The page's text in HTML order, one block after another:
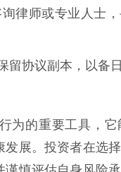
律师或专业人士
协议副本，以备
为的重要工具，
展。投资者在选